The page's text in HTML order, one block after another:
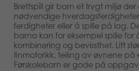
Polski
Svenska
Brettspill gir barn et trygt miljø
nødvendige hverdagsferdigheter
ferdigheter eller å spille på lag.
barna kan for eksempel spille
kombinering og bevissthet. Litt
finmotorikk, telling av øynene på
Førskolebarn er gode på